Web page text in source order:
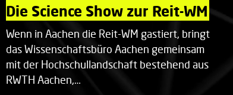
Die Science Show zur Reit-WM
Wenn in Aachen die Reit-WM gastiert, bringt
das Wissenschaftsbüro Aachen gemeinsam
mit der Hochschullandschaft bestehend aus
RWTH Aachen,…